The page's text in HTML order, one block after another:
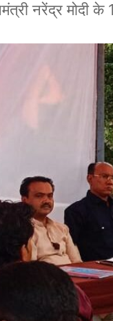
नरेंद्र मोदी के